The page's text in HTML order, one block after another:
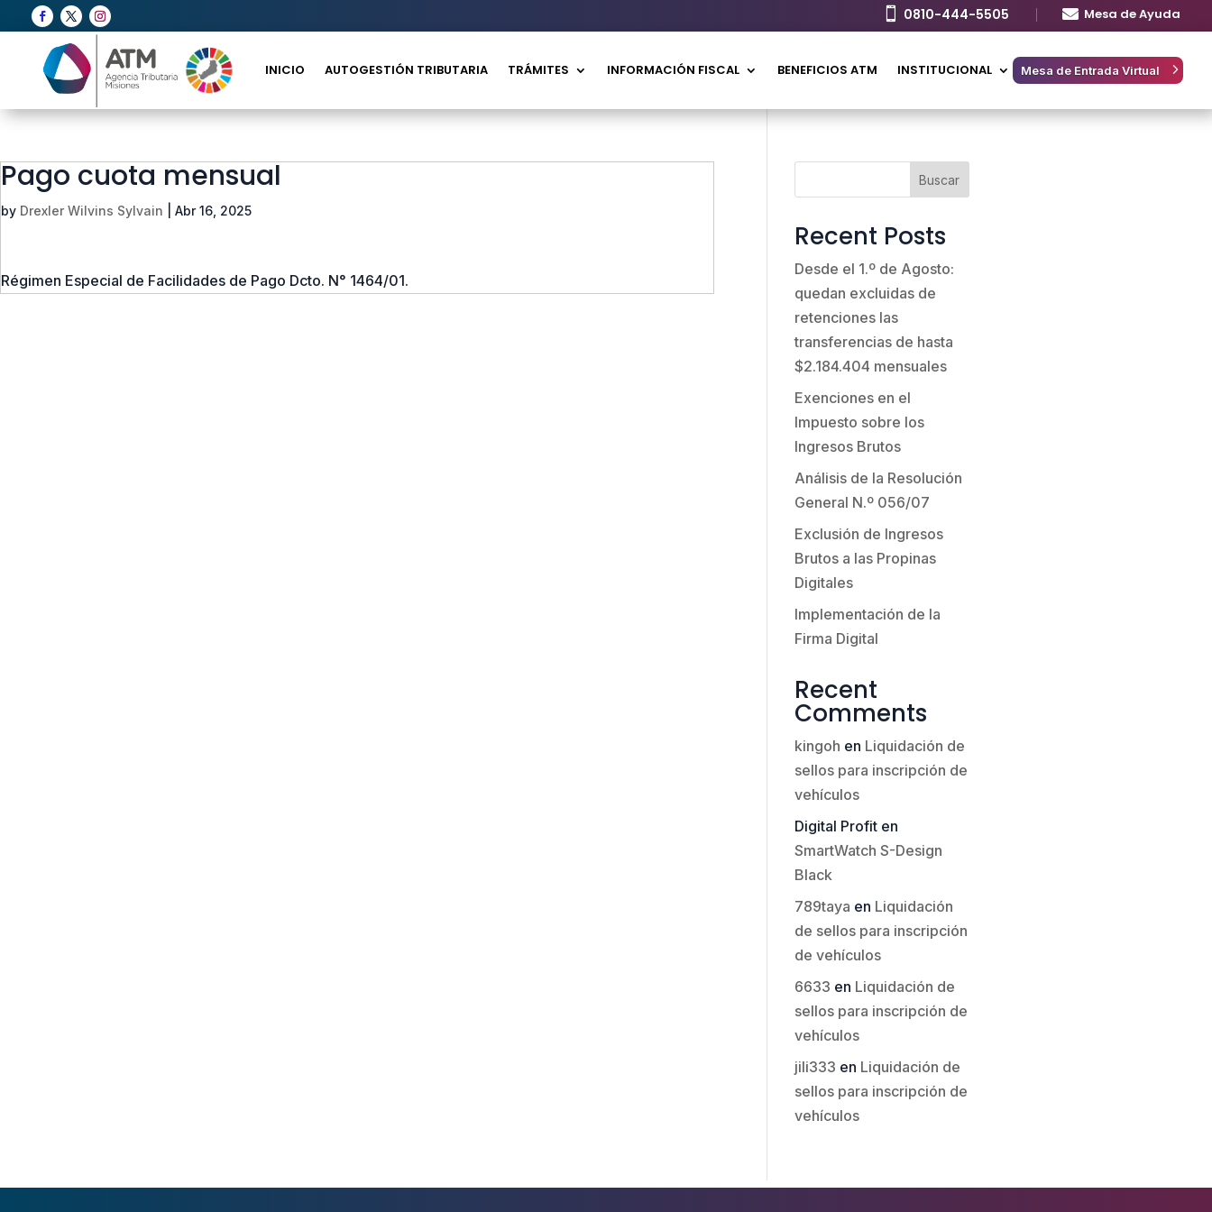
 0810-444-5505  Mesa de Ayuda
INICIO AUTOGESTIÓN TRIBUTARIA TRÁMITES INFORMACIÓN FISCAL BENEFICIOS ATM INSTITUCIONAL Mesa de Entrada Virtual
Pago cuota mensual
by Drexler Wilvins Sylvain Abr 16, 2025
Régimen Especial de Facilidades de Pago Dcto. N° 1464/01.
Buscar
Recent Posts
Desde el 1.º de Agosto:
quedan excluidas de
retenciones las
transferencias de hasta
$2.184.404 mensuales
Exenciones en el
Impuesto sobre los
Ingresos Brutos
Análisis de la Resolución
General N.º 056/07
Exclusión de Ingresos
Brutos a las Propinas
Digitales
Implementación de la
Firma Digital
Recent
Comments
kingoh en Liquidación de
sellos para inscripción de
vehículos
Digital Profiten
SmartWatch S-Design
Black
789taya en Liquidación
de sellos para inscripción
de vehículos
6633 en Liquidación de
sellos para inscripción de
vehículos
jili333 en Liquidación de
sellos para inscripción de
vehículos